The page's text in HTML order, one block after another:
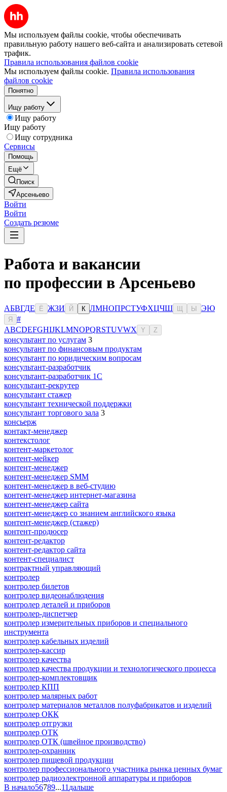
Мы используем файлы cookie, чтобы обеспечивать
правильную работу нашего веб-сайта и анализировать сетевой
трафик.
Правила использования файлов cookie
Мы используем файлы cookie. Правила использования
файлов cookie
Понятно
Ищу работу
Ищу работу
Ищу работу
Ищу сотрудника
Сервисы
Помощь
Ещё
Поиск
Арсеньево
Войти
Войти
Создать резюме
Работа и вакансии
по профессии в Арсеньево
АБВГДЕ Ё ЖЗИ Й К ЛМНОПРСТУФХЦЧШ Ы ЭЮ
Я
#
ABCDEFGHIJKLMNOPQRSTUVWX Y Z
консультант по услугам 3
консультант по финансовым продуктам
консультант по юридическим вопросам
консультант-разработчик
консультант-разработчик 1С
консультант-рекрутер
консультант стажер
консультант технической поддержки
консультант торгового зала 3
консьерж
контакт-менеджер
контекстолог
контент-маркетолог
контент-мейкер
контент-менеджер
контент-менеджер SMM
контент-менеджер в веб-студию
контент-менеджер интернет-магазина
контент-менеджер сайта
контент-менеджер со знанием английского языка
контент-менеджер (стажер)
контент-продюсер
контент-редактор
контент-редактор сайта
контент-специалист
контрактный управляющий
контролер
контролер билетов
контролер видеонаблюдения
контролер деталей и приборов
контролер-диспетчер
контролер измерительных приборов и специального
инструмента
контролер кабельных изделий
контролер-кассир
контролер качества
контролер качества продукции и технологического процесса
контролер-комплектовщик
контролер КПП
контролер малярных работ
контролер материалов металлов полуфабрикатов и изделий
контролер ОКК
контролер отгрузки
контролер ОТК
контролер ОТК (швейное производство)
контролер-охранник
контролер пищевой продукции
контролер профессионального участника рынка ценных бумаг
контролер радиоэлектронной аппаратуры и приборов
В начало56789...11 дальше